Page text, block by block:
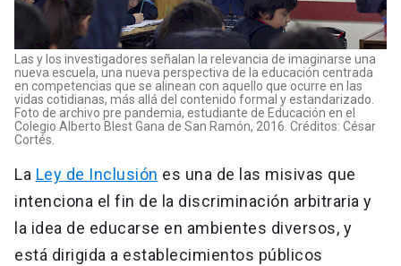
Las y los investigadores señalan la relevancia de imaginarse una
nueva escuela, una nueva perspectiva de la educación centrada
en competencias que se alinean con aquello que ocurre en las
vidas cotidianas, más allá del contenido formal y estandarizado.
Foto de archivo pre pandemia, estudiante de Educación en el
Colegio Alberto Blest Gana de San Ramón, 2016. Créditos: César
Cortés.
La Ley de Inclusión es una de las misivas que
intenciona el fin de la discriminación arbitraria y
la idea de educarse en ambientes diversos, y
está dirigida a establecimientos públicos